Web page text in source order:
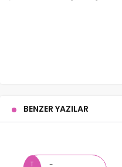
BENZER YAZILAR
T